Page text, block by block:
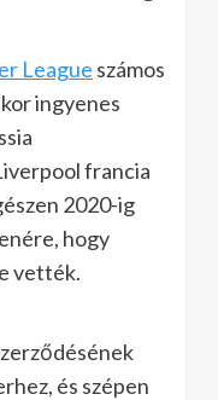
League számos
ingyenes
francia
2020-ig
hogy
vették.
és szépen